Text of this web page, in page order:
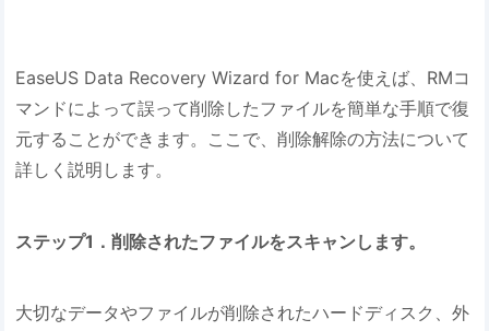
EaseUS Data Recovery Wizard for Macを使えば、RMコ
マンドによって誤って削除したファイルを簡単な手順で復
元することができます。ここで、削除解除の方法について
詳しく説明します。
ステップ1．削除されたファイルをスキャンします。
大切なデータやファイルが削除されたハードディスク、外